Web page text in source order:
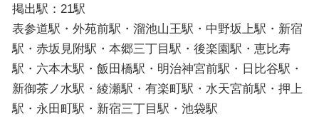
掲出駅：21駅
表参道駅・外苑前駅・溜池山王駅・中野坂上駅・新宿
駅・赤坂見附駅・本郷三丁目駅・後楽園駅・恵比寿
駅・六本木駅・飯田橋駅・明治神宮前駅・日比谷駅・
新御茶ノ水駅・綾瀬駅・有楽町駅・水天宮前駅・押上
駅・永田町駅・新宿三丁目駅・池袋駅